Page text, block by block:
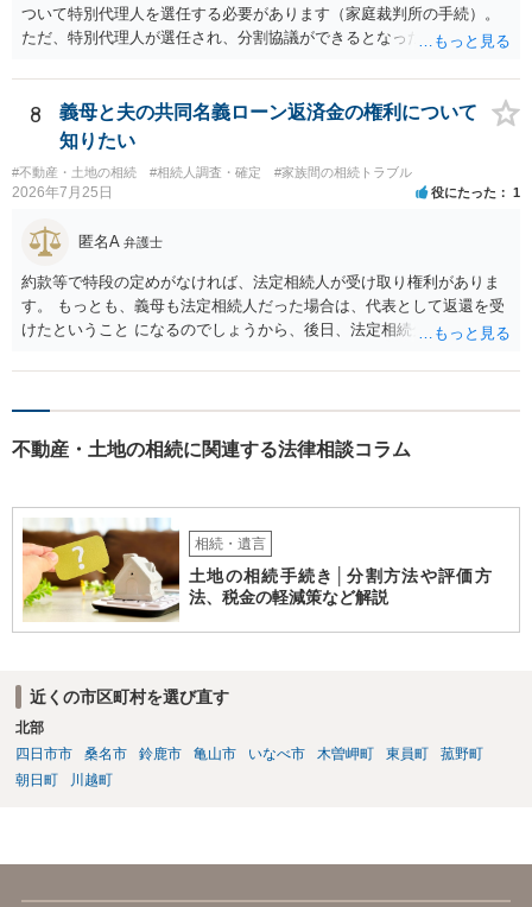
ついて特別代理人を選任する必要があります（家庭裁判所の手続）。
ただ、特別代理人が選任され、分割協議ができるとなったとしても、
の権利も守られなければならないからです。 相続財産全体で、未成年
者の権利が守られているかどうかを判断しなければなりません。 単
に、未成年者を今後養育するのは、自分だからという理由では、法定
相続分以上に多くの遺産を取得することができるというわけではあり
ません。
8
義母と夫の共同名義ローン返済金の権利について
知りたい
#不動産・土地の相続 #相続人調査・確定 #家族間の相続トラブル
2026年7月25日 役にたった 1
匿名A 弁護士
約款等で特段の定めがなければ、法定相続人が受け取り権利がありま
す。 もっとも、義母も法定相続人だった場合は、代表として返還を受
けたということ になるのでしょうから、後日、法定相続分に基づいて
不動産・土地の相続に関連する法律相談コラム
相続・遺言
土地の相続手続き│分割方法や評価方
法、税金の軽減策など解説
近くの市区町村を選び直す
北部
四日市市
桑名市 鈴鹿市 亀山市 いなべ市 木曽岬町 東員町
菰野町
朝日町
川越町